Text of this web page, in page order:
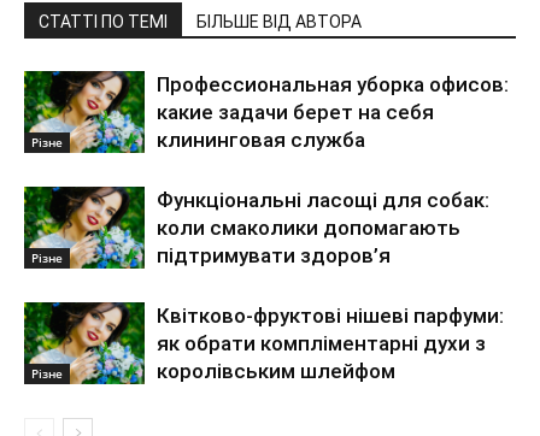
СТАТТІ ПО ТЕМІ БІЛЬШЕ ВІД АВТОРА
Різне
Профессиональная уборка офисов:
какие задачи берет на себя
клининговая служба
Різне
Функціональні ласощі для собак:
коли смаколики допомагають
підтримувати здоров’я
Різне
Квітково-фруктові нішеві парфуми:
як обрати компліментарні духи з
королівським шлейфом